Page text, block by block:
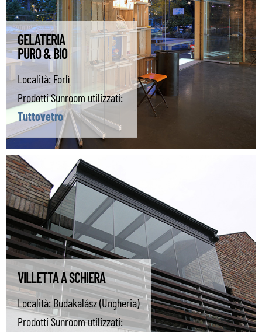
GELATERIA
PURO & BIO
Località: Forlì
Prodotti Sunroom utilizzati:
Tuttovetro
VILLETTA A SCHIERA
Località:Budakalász (Ungheria)
Prodotti Sunroom utilizzati: